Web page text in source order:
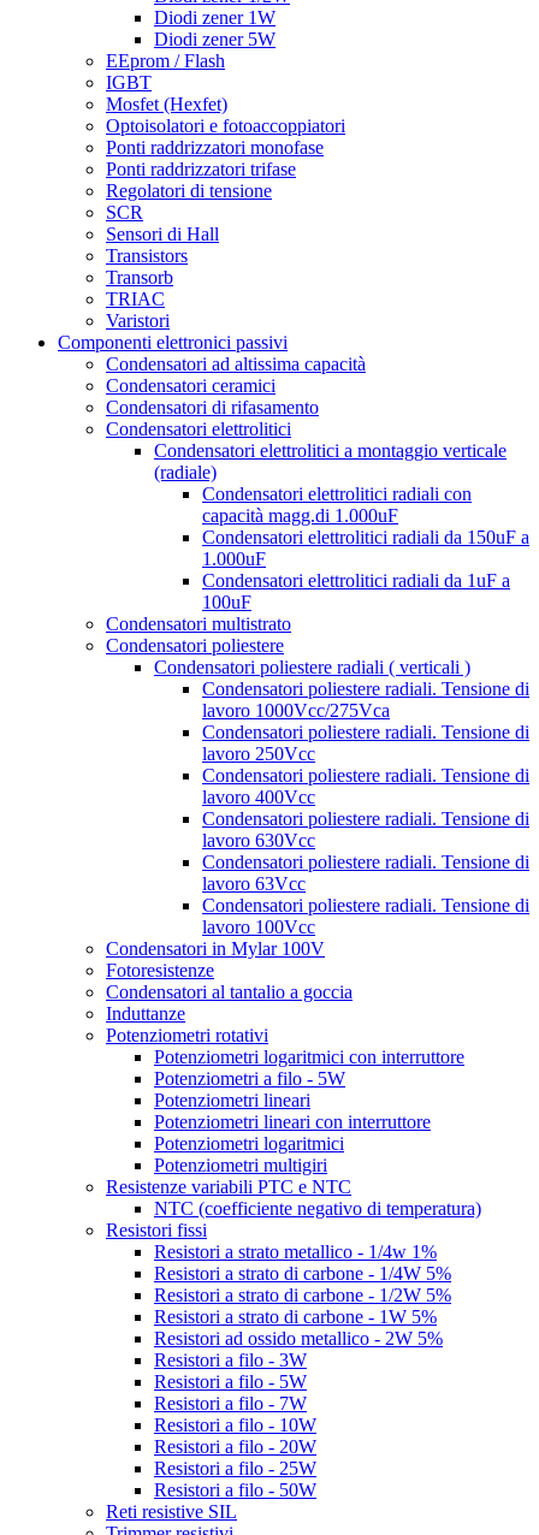
Diodi zener 1W
Diodi zener 5W
EEprom / Flash
IGBT
Mosfet (Hexfet)
Optoisolatori e fotoaccoppiatori
Ponti raddrizzatori monofase
Ponti raddrizzatori trifase
Regolatori di tensione
SCR
Sensori di Hall
Transistors
Transorb
TRIAC
Varistori
Componenti elettronici passivi
Condensatori ad altissima capacità
Condensatori ceramici
Condensatori di rifasamento
Condensatori elettrolitici
Condensatori elettrolitici a montaggio verticale
(radiale)
Condensatori elettrolitici radiali con
capacità magg.di 1.000uF
Condensatori elettrolitici radiali da 150uF a
1.000uF
Condensatori elettrolitici radiali da 1uF a
100uF
Condensatori multistrato
Condensatori poliestere
Condensatori poliestere radiali ( verticali )
Condensatori poliestere radiali. Tensione di
lavoro 1000Vcc/275Vca
Condensatori poliestere radiali. Tensione di
lavoro 250Vcc
Condensatori poliestere radiali. Tensione di
lavoro 400Vcc
Condensatori poliestere radiali. Tensione di
lavoro 630Vcc
Condensatori poliestere radiali. Tensione di
lavoro 63Vcc
Condensatori poliestere radiali. Tensione di
lavoro 100Vcc
Condensatori in Mylar 100V
Fotoresistenze
Condensatori al tantalio a goccia
Induttanze
Potenziometri rotativi
Potenziometri logaritmici con interruttore
Potenziometri a filo - 5W
Potenziometri lineari
Potenziometri lineari con interruttore
Potenziometri logaritmici
Potenziometri multigiri
Resistenze variabili PTC e NTC
NTC (coefficiente negativo di temperatura)
Resistori fissi
Resistori a strato metallico - 1/4w 1%
Resistori a strato di carbone - 1/4W 5%
Resistori a strato di carbone - 1/2W 5%
Resistori a strato di carbone - 1W 5%
Resistori ad ossido metallico - 2W 5%
Resistori a filo - 3W
Resistori a filo - 5W
Resistori a filo - 7W
Resistori a filo - 10W
Resistori a filo - 20W
Resistori a filo - 25W
Resistori a filo - 50W
Reti resistive SIL